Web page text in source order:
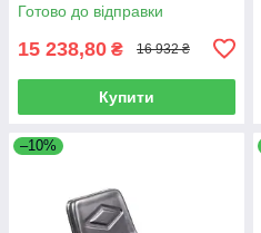
Готово до відправки
15 238,80 ₴ 16 932 ₴
Купити
–10%